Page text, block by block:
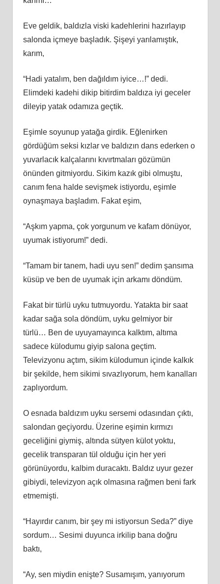
Eve geldik, baldızla viski kadehlerini hazırlayıp
salonda içmeye başladık. Şişeyi yarılamıştık,
karım,
“Hadi yatalım, ben dağıldım iyice…!” dedi.
Elimdeki kadehi dikip bitirdim baldıza iyi geceler
dileyip yatak odamıza geçtik.
Eşimle soyunup yatağa girdik. Eğlenirken
gördüğüm seksi kızlar ve baldızın dans ederken o
yuvarlacık kalçalarını kıvırtmaları gözümün
önünden gitmiyordu. Sikim kazık gibi olmuştu,
canım fena halde sevişmek istiyordu, eşimle
oynaşmaya başladım. Fakat eşim,
“Aşkım yapma, çok yorgunum ve kafam dönüyor,
uyumak istiyorum!” dedi.
“Tamam bir tanem, hadi uyu sen!” dedim şansıma
küsüp ve ben de uyumak için arkamı döndüm.
Fakat bir türlü uyku tutmuyordu. Yatakta bir saat
kadar sağa sola döndüm, uyku gelmiyor bir
türlü… Ben de uyuyamayınca kalktım, altıma
sadece külodumu giyip salona geçtim.
Televizyonu açtım, sikim külodumun içinde kalkık
bir şekilde, hem sikimi sıvazlıyorum, hem kanalları
zaplıyordum.
O esnada baldızım uyku sersemi odasından çıktı,
salondan geçiyordu. Üzerine eşimin kırmızı
geceliğini giymiş, altında sütyen külot yoktu,
gecelik transparan tül olduğu için her yeri
görünüyordu, kalbim duracaktı. Baldız uyur gezer
gibiydi, televizyon açık olmasına rağmen beni fark
etmemişti.
“Hayırdır canım, bir şey mi istiyorsun Seda?” diye
sordum… Sesimi duyunca irkilip bana doğru
baktı,
“Ay, sen miydin enişte? Susamışım, yanıyorum